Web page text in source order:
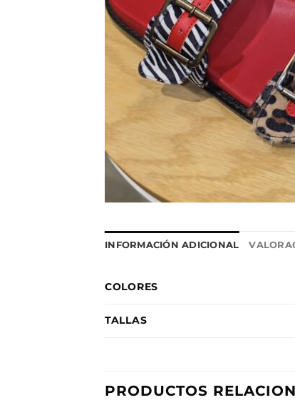
INFORMACIÓN ADICIONAL
COLORES
TALLAS
PRODUCTOS